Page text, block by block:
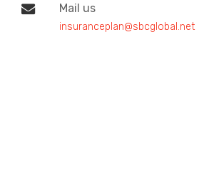
Mail us
insuranceplan@sbcglobal.net